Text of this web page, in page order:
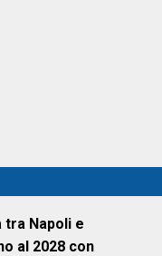
tra Napoli e
al 2028 con